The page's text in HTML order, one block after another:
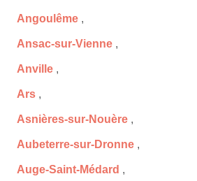
Angoulême ,
Ansac-sur-Vienne ,
Anville ,
Ars ,
Asnières-sur-Nouère ,
Aubeterre-sur-Dronne ,
Auge-Saint-Médard ,